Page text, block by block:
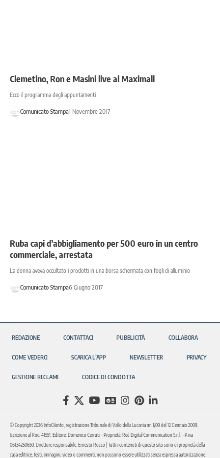
Clemetino, Ron e Masini live al Maximall
Ecco il programma degli appuntamenti
Comunicato Stampa1 Novembre 2017
Ruba capi d’abbigliamento per 500 euro in un centro
commerciale, arrestata
La donna aveva occultato i prodotti in una borsa schermata con fogli di alluminio
Comunicato Stampa6 Giugno 2017
REDAZIONE CONTATTACI PUBBLICITÀ COLLABORA
COME VEDERCI SCARICA L’APP NEWSLETTER PRIVACY
GESTIONE RECLAMI CODICE DI CONDOTTA
© Copyright 2026 InfoCilento, registrazione Tribunale di Vallo della Lucania nr. 1/09 del 12 Gennaio 2009.
Iscrizione al Roc: 41551. Editore: Domenico Cerruti – Proprietà: Red Digital Communication S.r.l. – P.iva
06134250650. Direttore responsabile: Ernesto Rocco | Tutti i contenuti di questo sito sono di proprietà della
casa editrice, testi, immagini, video o commenti, non possono essere utilizzati senza espressa autorizzazione.